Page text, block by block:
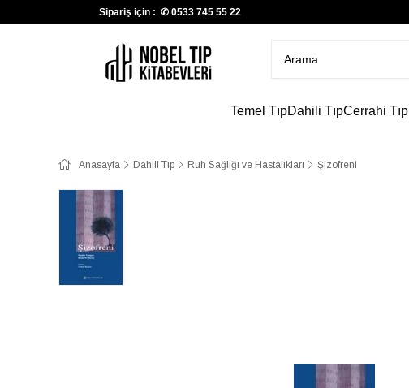
Sipariş için : ✆ 0533 745 55 22
Temel TıpDahili TıpCerrahi Tıp
Anasayfa Dahili Tıp Ruh Sağlığı ve Hastalıkları Şizofreni